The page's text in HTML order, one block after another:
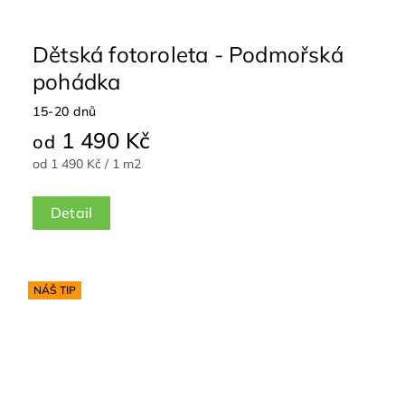
Dětská fotoroleta - Podmořská
pohádka
15-20 dnů
od 1 490 Kč
od 1 490 Kč / 1 m2
Detail
NÁŠ TIP